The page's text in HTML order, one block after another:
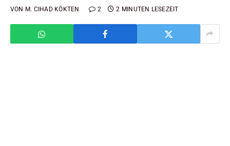
VON M. CIHAD KÖKTEN 2 2 MINUTEN LESEZEIT